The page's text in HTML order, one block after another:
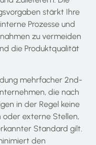
stärkt Ihre
Prozesse und
zu vermeiden
die Produktqualität
mehrfacher 2nd-
die nach
in der Regel keine
oder externe Stellen,
Standard gilt.
den